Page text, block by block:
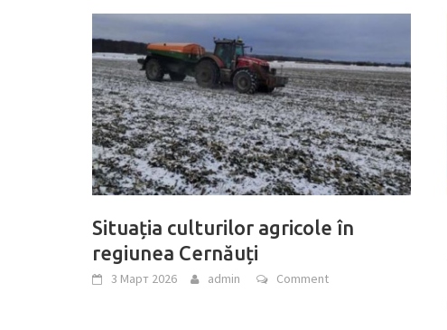
Situația culturilor agricole în
regiunea Cernăuți
3 Март 2026 admin Comment